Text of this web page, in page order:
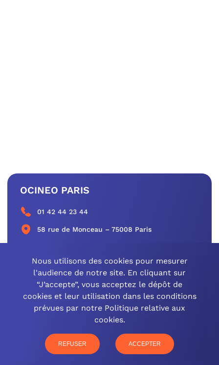
OCINEO PARIS
01 42 44 23 44
58 rue de Monceau – 75008 Paris
CONTACTEZ-NOUS
OCINEO GRAND EST
77 rue Paul Douce – 51480 Damery
Nous utilisons des cookies pour mesurer
l'audience de notre site. En cliquant sur
“J’accepte”, vous acceptez le dépôt de
cookies et leur utilisation dans les conditions
prévues par notre Politique relative aux
cookies.
REFUSER ACCEPTER